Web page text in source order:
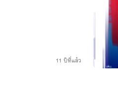
11 ปีที่แล้ว